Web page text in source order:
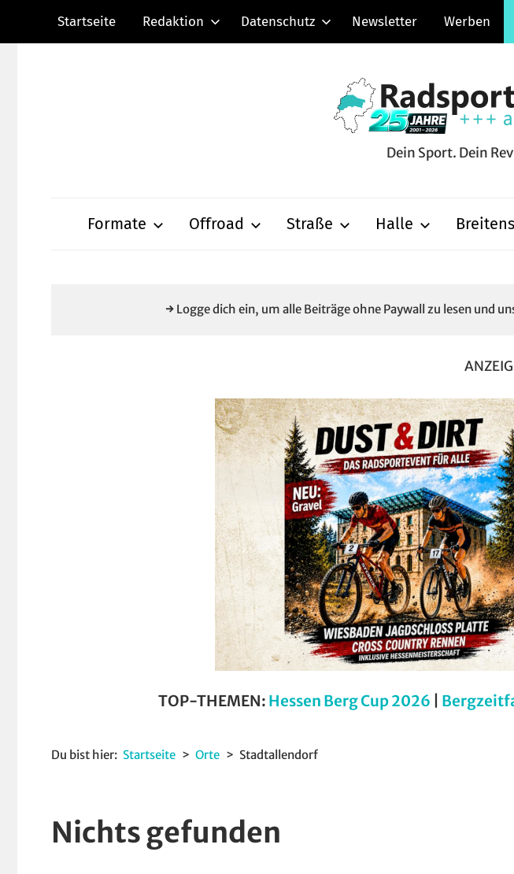
Startseite Redaktion Datenschutz Newsletter Werben
Radsportnachrichten.com
aus
Dein Sport. Dein
Formate Offroad Straße Halle
→ Logge dich ein, um alle Beiträge ohne Paywall zu lesen und
TOP-THEMEN: Hessen Berg Cup 2026
Du bist hier: Startseite Orte Stadtallendorf
Nichts gefunden